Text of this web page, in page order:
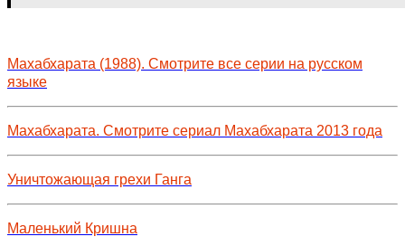
Махабхарата (1988). Смотрите все серии на русском
языке
Махабхарата. Смотрите сериал Махабхарата 2013 года
Уничтожающая грехи Ганга
Маленький Кришна